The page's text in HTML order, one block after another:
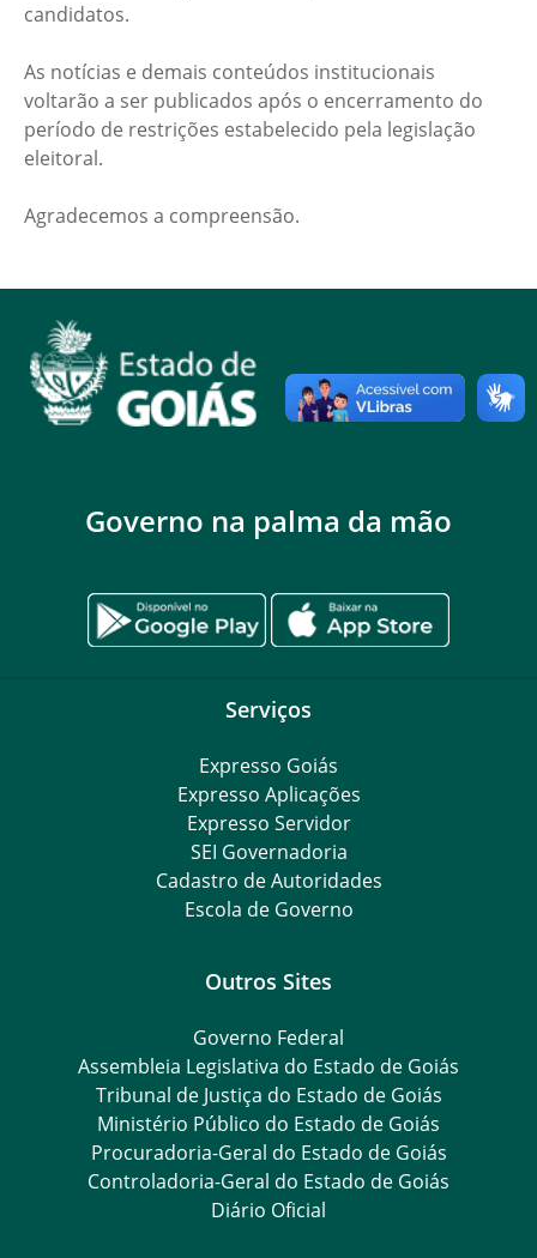
candidatos.
As notícias e demais conteúdos institucionais
voltarão a ser publicados após o encerramento do
período de restrições estabelecido pela legislação
eleitoral.
Agradecemos a compreensão.
Governo na palma da mão
Serviços
Expresso Goiás
Expresso Aplicações
Expresso Servidor
SEI Governadoria
Cadastro de Autoridades
Escola de Governo
Outros Sites
Governo Federal
Assembleia Legislativa do Estado de Goiás
Tribunal de Justiça do Estado de Goiás
Ministério Público do Estado de Goiás
Procuradoria-Geral do Estado de Goiás
Controladoria-Geral do Estado de Goiás
Diário Oficial